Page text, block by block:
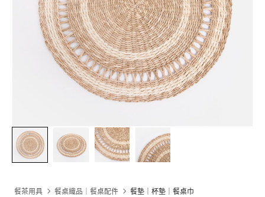
餐茶用具 餐桌織品｜餐桌配件 餐墊｜杯墊｜餐桌巾